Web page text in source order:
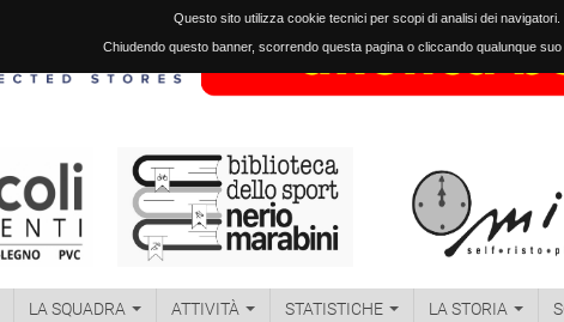
Questo sito utilizza cookie tecnici per scopi di analisi dei
Chiudendo questo banner, scorrendo questa pagina o cliccando qualunque
LA SQUADRA ATTIVITÀ STATISTICHE LA STORIA